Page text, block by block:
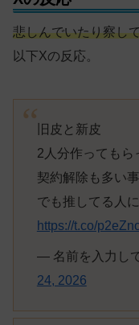
悲しんでいたり察し
以下Xの反応。
旧皮と新皮
2人分作ってもら
契約解除も多い
でも推してる人
https://t.co/
— 名前を入力し
24, 2026